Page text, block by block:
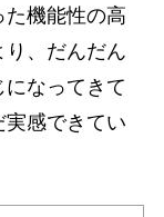
機能性の高
、だんだん
なってきて
感できてい